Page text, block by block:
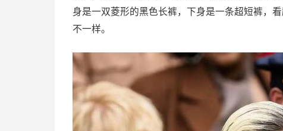
身是一双菱形的黑色长裤，下身是一条超短裤，
不一样。